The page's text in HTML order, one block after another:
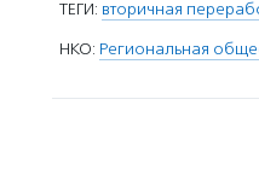
ТЕГИ: вторичная
НКО: Региональная